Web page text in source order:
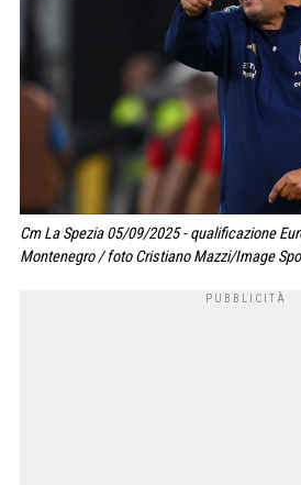
Cm La Spezia 05/09/2025 - qualificazione
Montenegro / foto Cristiano Mazzi/Image